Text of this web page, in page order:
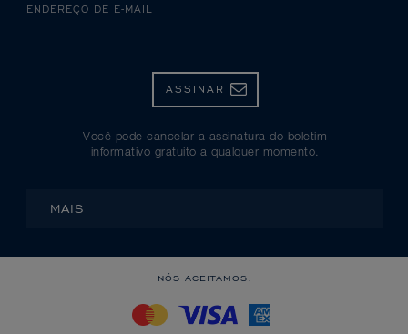
ENDEREÇO DE E-MAIL
ASSINAR
Você pode cancelar a assinatura do boletim
informativo gratuito a qualquer momento.
MAIS
NÓS ACEITAMOS: